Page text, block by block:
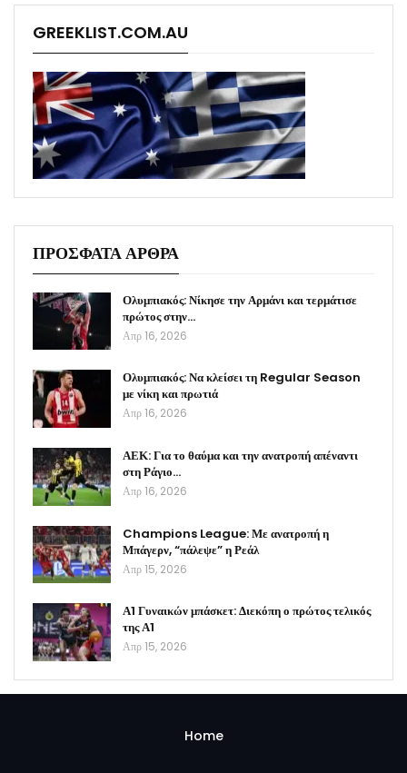
GREEKLIST.COM.AU
ΠΡΟΣΦΑΤΑ ΑΡΘΡΑ
Ολυμπιακός: Νίκησε την Αρμάνι και τερμάτισε
πρώτος στην…
Απρ 16, 2026
Ολυμπιακός: Να κλείσει τη Regular Season
με νίκη και πρωτιά
Απρ 16, 2026
ΑΕΚ: Για το θαύμα και την ανατροπή απέναντι
στη Ράγιο…
Απρ 16, 2026
Champions League: Με ανατροπή η
Μπάγερν, “πάλεψε” η Ρεάλ
Απρ 15, 2026
Α1 Γυναικών μπάσκετ: Διεκόπη ο πρώτος τελικός
της Α1
Απρ 15, 2026
Home